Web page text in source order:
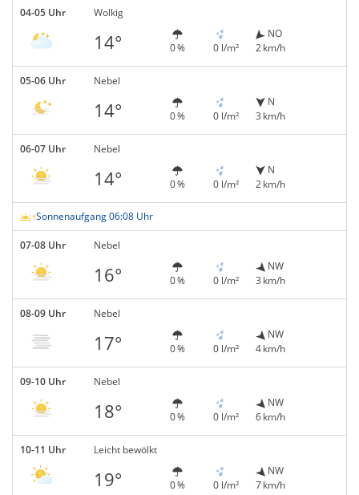
04-05 Uhr Wolkig
14° 0 % 0 l/m²
NO
2 km/h
05-06 Uhr Nebel
14° 0 % 0 l/m²
N
3 km/h
06-07 Uhr Nebel
14° 0 % 0 l/m²
N
2 km/h
Sonnenaufgang 06:08 Uhr
07-08 Uhr Nebel
16° 0 % 0 l/m²
NW
3 km/h
08-09 Uhr Nebel
17° 0 % 0 l/m²
NW
4 km/h
09-10 Uhr Nebel
18° 0 % 0 l/m²
NW
6 km/h
10-11 Uhr Leicht bewölkt
19° 0 % 0 l/m²
NW
7 km/h